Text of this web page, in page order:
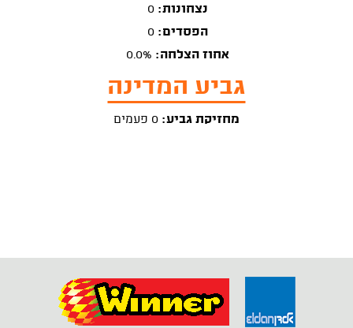
נצחונות:
הפסדים:
אחוז הצלחה:
גביע המדינה
מחזיקת גביע: 0 פעמים